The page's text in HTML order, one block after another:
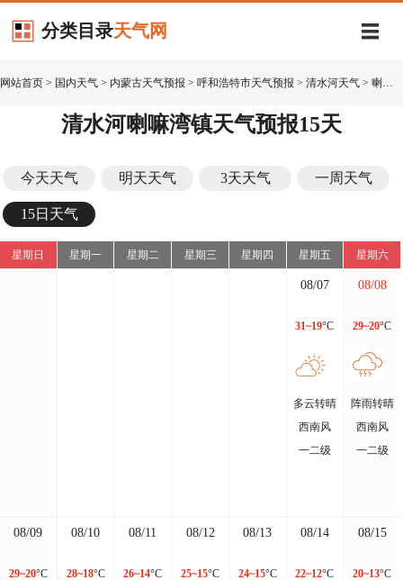
分类目录天气网
网站首页 > 国内天气 > 内蒙古天气预报 > 呼和浩特市天气预报 > 清水河天气 > 喇嘛湾镇15天天气预报
清水河喇嘛湾镇天气预报15天
今天天气 明天天气 3天天气 一周天气
15日天气
星期日 星期一 星期二 星期三 星期四 星期五 星期六
08/07
31~19°C
多云转晴
西南风
一二级
08/08
29~20°C
阵雨转晴
西南风
一二级
08/09
29~20°C
08/10
28~18°C
08/11
26~14°C
08/12
25~15°C
08/13
24~15°C
08/14
22~12°C
08/15
20~13°C